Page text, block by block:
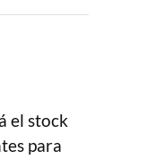
el stock
para